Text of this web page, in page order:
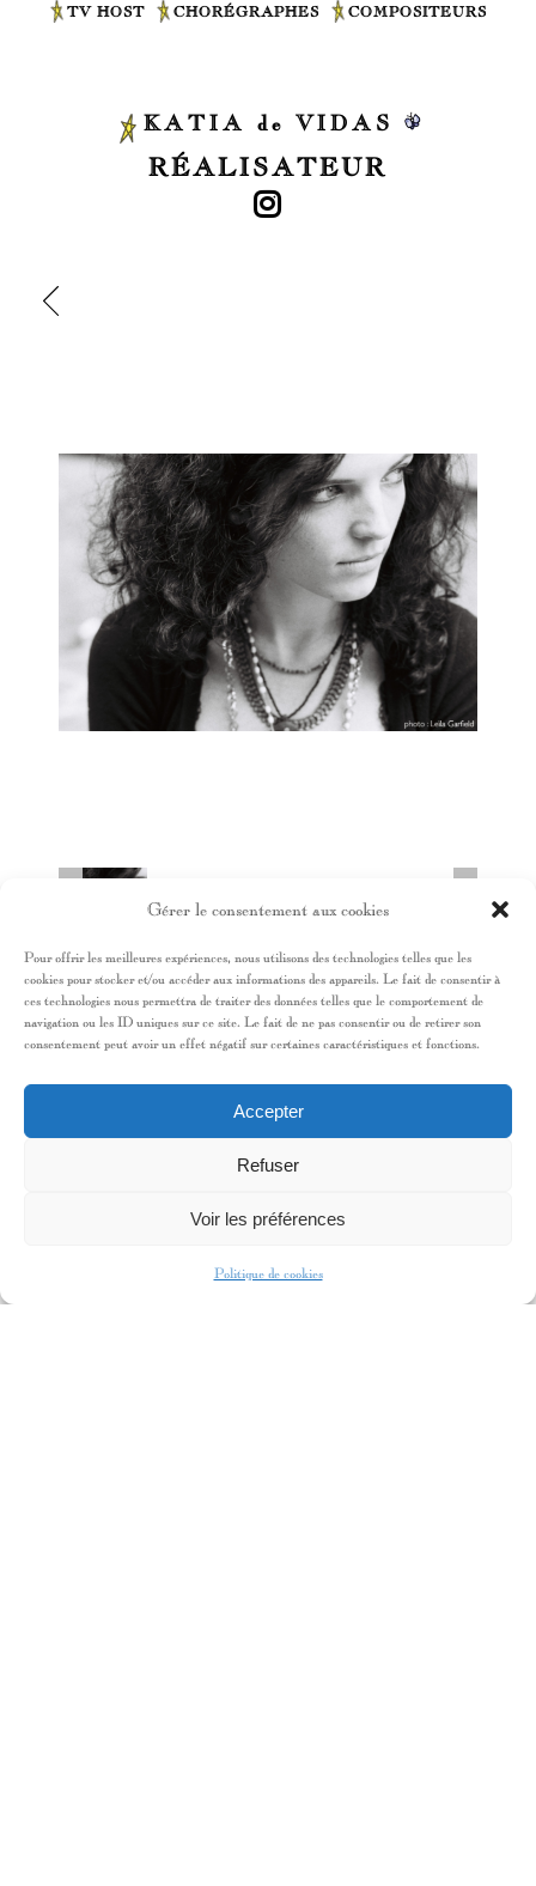
Gérer le consentement aux cookies
Pour offrir les meilleures expériences, nous utilisons des technologies telles que les
cookies pour stocker et/ou accéder aux informations des appareils. Le fait de consentir à
ces technologies nous permettra de traiter des données telles que le comportement de
navigation ou les ID uniques sur ce site. Le fait de ne pas consentir ou de retirer son
consentement peut avoir un effet négatif sur certaines caractéristiques et fonctions.
Accepter
Refuser
Voir les préférences
Politique de cookies
TV HOST CHORÉGRAPHES COMPOSITEURS
KATIA de VIDAS
RÉALISATEUR
TÉLÉCHARGER LE CV
RÉALISATEUR ET SCENARISTE
PETER DOHERTY:
Réal: Katia de Vidas – Produit par: Fédération